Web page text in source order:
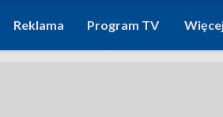
Reklama Program TV